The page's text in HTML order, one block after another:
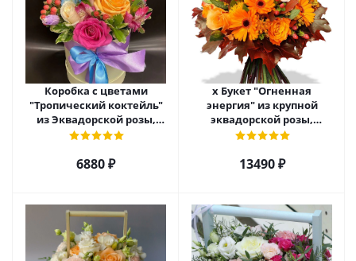
Коробка с цветами
"Тропический коктейль"
из Эквадорской розы,
эустомы, альстромерии
6880 ₽
х Букет "Огненная
энергия" из крупной
эквадорской розы,
гиперикума и гермини.
13490 ₽